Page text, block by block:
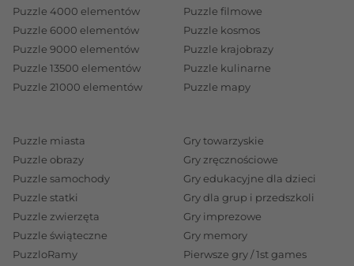
Puzzle 4000 elementów
Puzzle 6000 elementów
Puzzle 9000 elementów
Puzzle 13500 elementów
Puzzle 21000 elementów
Puzzle filmowe
Puzzle kosmos
Puzzle krajobrazy
Puzzle kulinarne
Puzzle mapy
Puzzle miasta
Puzzle obrazy
Puzzle samochody
Puzzle statki
Puzzle zwierzęta
Puzzle świąteczne
PuzzloRamy
Gry towarzyskie
Gry zręcznościowe
Gry edukacyjne dla dzieci
Gry dla grup i przedszkoli
Gry imprezowe
Gry memory
Pierwsze gry / 1st games